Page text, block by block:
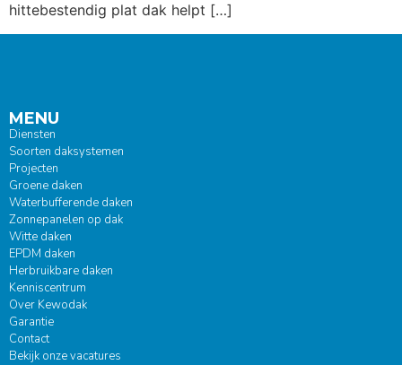
hittebestendig plat dak helpt […]
MENU
Diensten
Soorten daksystemen
Projecten
Groene daken
Waterbufferende daken
Zonnepanelen op dak
Witte daken
EPDM daken
Herbruikbare daken
Kenniscentrum
Over Kewodak
Garantie
Contact
Bekijk onze vacatures